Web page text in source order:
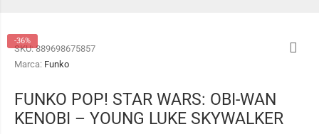
-36%
SKU:889698675857
Marca: Funko
FUNKO POP! STAR WARS: OBI-WAN
KENOBI – YOUNG LUKE SKYWALKER